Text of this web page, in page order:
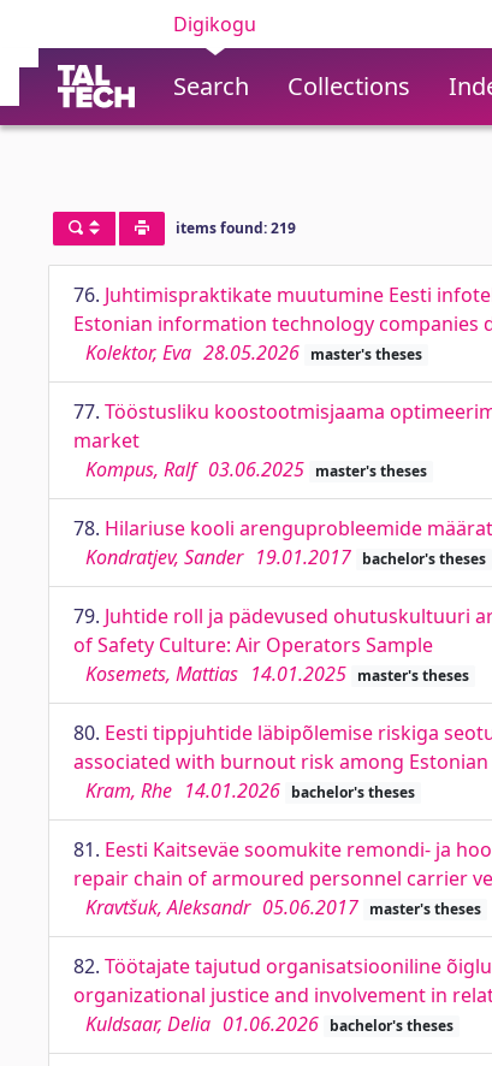
Digikogu
Search Collections
items found: 219
76. Juhtimispraktikate muutumine Eesti
Estonian information technology
Kolektor, Eva 28.05.2026 master's theses
77. Tööstusliku koostootmisjaama
market
Kompus, Ralf 03.06.2025 master's theses
78. Hilariuse kooli arenguprobleemide
Kondratjev, Sander 19.01.2017 bachelor's theses
79. Juhtide roll ja pädevused ohutuskultuuri
of Safety Culture: Air Operators Sample
Kosemets, Mattias 14.01.2025 master's theses
80. Eesti tippjuhtide läbipõlemise riskiga
associated with burnout risk among
Kram, Rhe 14.01.2026 bachelor's theses
81. Eesti Kaitseväe soomukite remondi- ja
repair chain of armoured personnel carrier
Kravtšuk, Aleksandr 05.06.2017 master's theses
82. Töötajate tajutud organisatsiooniline
organizational justice and involvement in
Kuldsaar, Delia 01.06.2026 bachelor's theses